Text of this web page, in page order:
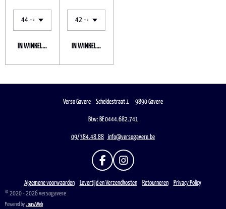
IN WINKELWAGEN IN WINKELWAGEN
Verso Gavere Scheldestraat 1 9890 Gavere
Btw: BE 0444.682.741
09/384.48.88 info@versogavere.be
F
C
I
S
Algemene voorwaarden Levertijd en Verzendkosten Retourneren
Privacy Policy
© 2020 - 2026 versogavere
Powered by JouwWeb